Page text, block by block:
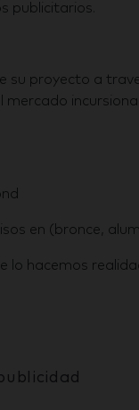
publicitarios.
su proyecto a
mercado
en (bronce,
lo hacemos